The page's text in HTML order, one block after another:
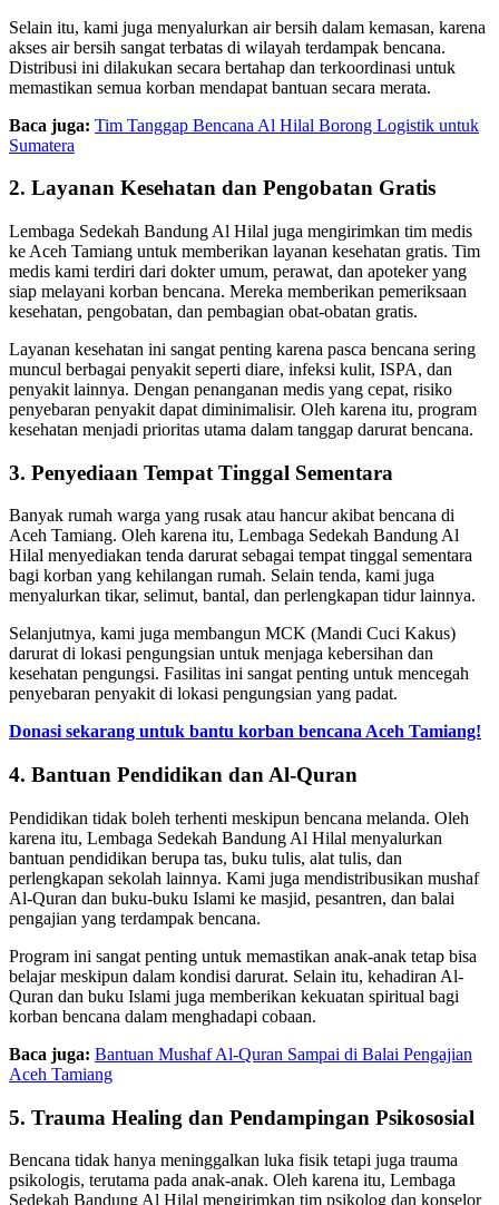
Selain itu, kami juga menyalurkan air bersih dalam kemasan, karena
akses air bersih sangat terbatas di wilayah terdampak bencana.
Distribusi ini dilakukan secara bertahap dan terkoordinasi untuk
memastikan semua korban mendapat bantuan secara merata.
Baca juga: Tim Tanggap Bencana Al Hilal Borong Logistik untuk
Sumatera
2. Layanan Kesehatan dan Pengobatan Gratis
Lembaga Sedekah Bandung Al Hilal juga mengirimkan tim medis
ke Aceh Tamiang untuk memberikan layanan kesehatan gratis. Tim
medis kami terdiri dari dokter umum, perawat, dan apoteker yang
siap melayani korban bencana. Mereka memberikan pemeriksaan
kesehatan, pengobatan, dan pembagian obat-obatan gratis.
Layanan kesehatan ini sangat penting karena pasca bencana sering
muncul berbagai penyakit seperti diare, infeksi kulit, ISPA, dan
penyakit lainnya. Dengan penanganan medis yang cepat, risiko
penyebaran penyakit dapat diminimalisir. Oleh karena itu, program
kesehatan menjadi prioritas utama dalam tanggap darurat bencana.
3. Penyediaan Tempat Tinggal Sementara
Banyak rumah warga yang rusak atau hancur akibat bencana di
Aceh Tamiang. Oleh karena itu, Lembaga Sedekah Bandung Al
Hilal menyediakan tenda darurat sebagai tempat tinggal sementara
bagi korban yang kehilangan rumah. Selain tenda, kami juga
menyalurkan tikar, selimut, bantal, dan perlengkapan tidur lainnya.
Selanjutnya, kami juga membangun MCK (Mandi Cuci Kakus)
darurat di lokasi pengungsian untuk menjaga kebersihan dan
kesehatan pengungsi. Fasilitas ini sangat penting untuk mencegah
penyebaran penyakit di lokasi pengungsian yang padat.
Donasi sekarang untuk bantu korban bencana Aceh Tamiang!
4. Bantuan Pendidikan dan Al-Quran
Pendidikan tidak boleh terhenti meskipun bencana melanda. Oleh
karena itu, Lembaga Sedekah Bandung Al Hilal menyalurkan
bantuan pendidikan berupa tas, buku tulis, alat tulis, dan
perlengkapan sekolah lainnya. Kami juga mendistribusikan mushaf
Al-Quran dan buku-buku Islami ke masjid, pesantren, dan balai
pengajian yang terdampak bencana.
Program ini sangat penting untuk memastikan anak-anak tetap bisa
belajar meskipun dalam kondisi darurat. Selain itu, kehadiran Al-
Quran dan buku Islami juga memberikan kekuatan spiritual bagi
korban bencana dalam menghadapi cobaan.
Baca juga: Bantuan Mushaf Al-Quran Sampai di Balai Pengajian
Aceh Tamiang
5. Trauma Healing dan Pendampingan Psikososial
Bencana tidak hanya meninggalkan luka fisik tetapi juga trauma
psikologis, terutama pada anak-anak. Oleh karena itu, Lembaga
Sedekah Bandung Al Hilal mengirimkan tim psikolog dan konselor